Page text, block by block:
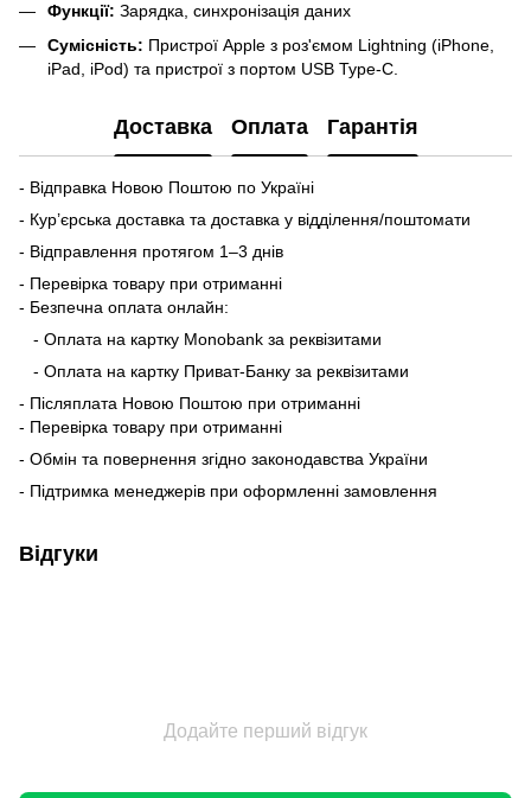
Функції: Зарядка, синхронізація даних
Сумісність: Пристрої Apple з роз'ємом Lightning (iPhone,
iPad, iPod) та пристрої з портом USB Type-C.
Доставка Оплата Гарантія
- Відправка Новою Поштою по Україні
- Кур’єрська доставка та доставка у відділення/поштомати
- Відправлення протягом 1–3 днів
- Перевірка товару при отриманні
- Безпечна оплата онлайн:
- Оплата на картку Monobank за реквізитами
- Оплата на картку Приват-Банку за реквізитами
- Післяплата Новою Поштою при отриманні
- Перевірка товару при отриманні
- Обмін та повернення згідно законодавства України
- Підтримка менеджерів при оформленні замовлення
Відгуки
Додайте перший відгук